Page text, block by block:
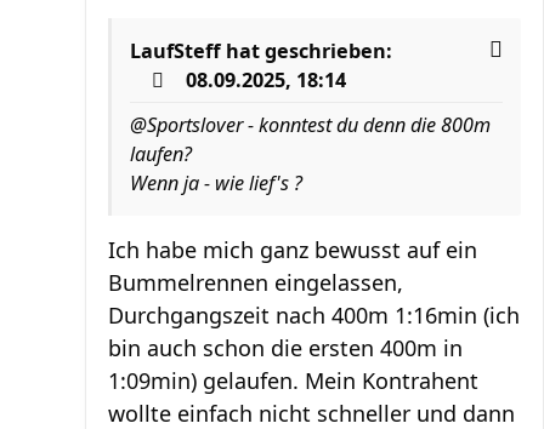
LaufSteffhat geschrieben:
08.09.2025, 18:14
@Sportslover - konntest du denn die 800m
laufen?
Wenn ja - wie lief's ?
Ich habe mich ganz bewusst auf ein
Bummelrennen eingelassen,
Durchgangszeit nach 400m 1:16min (ich
bin auch schon die ersten 400m in
1:09min) gelaufen. Mein Kontrahent
wollte einfach nicht schneller und dann